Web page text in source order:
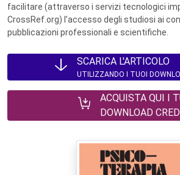
facilitare (attraverso i servizi tecnologici
CrossRef.org) l’accesso degli studiosi ai
pubblicazioni professionali e scientifiche.
SCARICA L'ARTICOLO
UTILIZZANDO I TUOI
ACQUISTA QUI I
DOWNLOAD